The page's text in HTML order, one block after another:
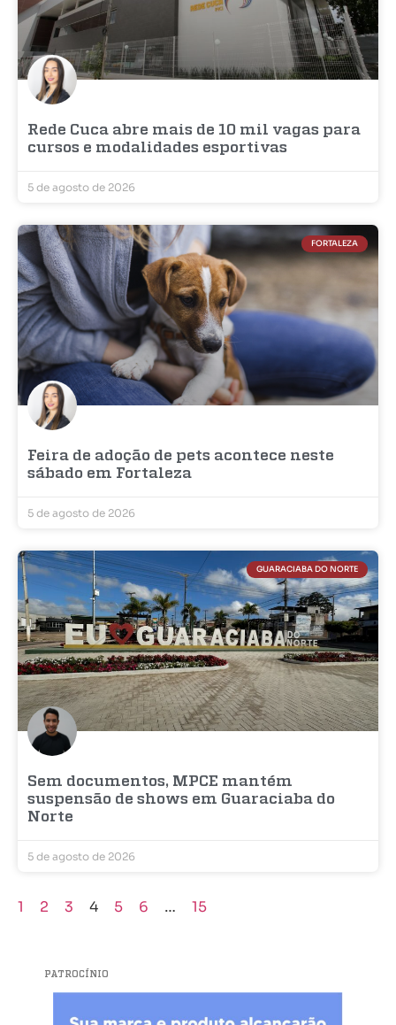
Rede Cuca abre mais de 10 mil vagas para
cursos e modalidades esportivas
5 de agosto de 2026
FORTALEZA
Feira de adoção de pets acontece neste
sábado em Fortaleza
5 de agosto de 2026
GUARACIABA DO NORTE
Sem documentos, MPCE mantém
suspensão de shows em Guaraciaba do
Norte
5 de agosto de 2026
1 2 3 4 5 6 … 15
PATROCÍNIO